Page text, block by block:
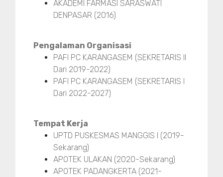
AKADEMI FARMASI SARASWATI
DENPASAR (2016)
Pengalaman Organisasi
PAFI PC KARANGASEM (SEKRETARIS II
Dari 2019-2022)
PAFI PC KARANGASEM (SEKRETARIS I
Dari 2022-2027)
Tempat Kerja
UPTD PUSKESMAS MANGGIS I (2019-
Sekarang)
APOTEK ULAKAN (2020-Sekarang)
APOTEK PADANGKERTA (2021-